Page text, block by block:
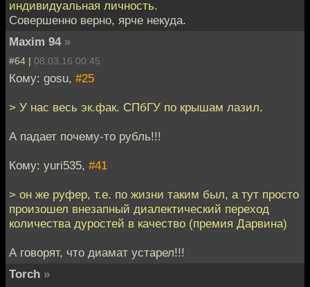
индивидуальная личность.
Совершенно верно, ярче некуда.
Maxim 94 »
#64 | 08.03.16 00:45
Кому: gosu, #25
> У нас весь эк.фак. СПбГУ по крышам лазил.
А падает почему-то рубль!!!
Кому: yuri535, #41
> он же руфер, т.е. по жизни таким был, а тут просто
произошел внезапный диалектический переход
количества дуростей в качество (премия Дарвина)
А говорят, что диамат устарел!!!
Torch »